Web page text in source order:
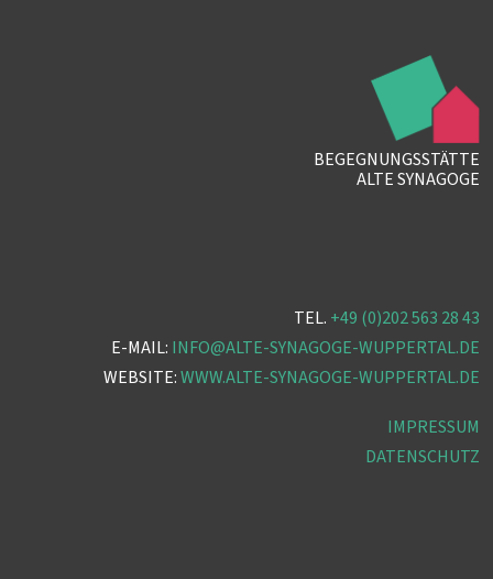
BEGEGNUNGSSTÄTTE
ALTE SYNAGOGE
TEL. +49 (0)202 563 28 43
E-MAIL: INFO@ALTE-SYNAGOGE-WUPPERTAL.DE
WEBSITE:WWW.ALTE-SYNAGOGE-WUPPERTAL.DE
IMPRESSUM
DATENSCHUTZ